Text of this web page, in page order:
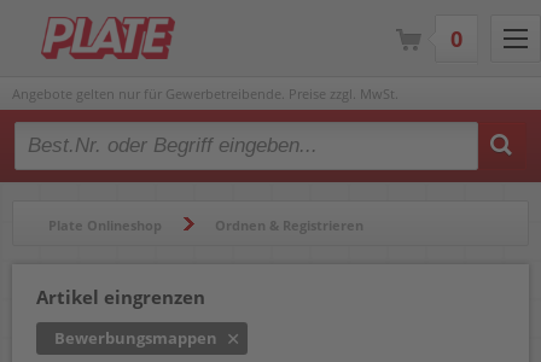
Angebote gelten nur für Gewerbetreibende. Preise zzgl. MwSt.
Type 2 or more characters for results.
Plate Onlineshop Ordnen & Registrieren
Artikel eingrenzen
Bewerbungsmappen
0